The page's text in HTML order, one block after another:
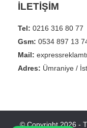
İLETİŞİM
Tel: 0216 316 80 77
Gsm: 0534 897 13
Mail:
Adres: Ümraniye /
© Copyright 2026 -